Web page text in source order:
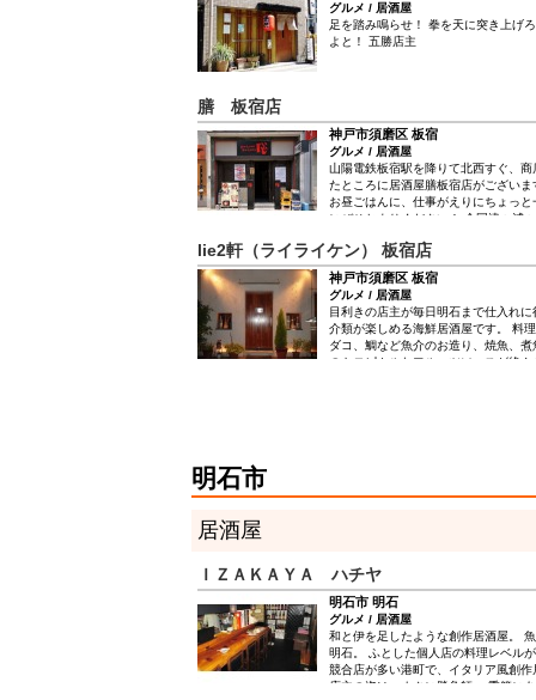
グルメ / 居酒屋
足を踏み鳴らせ！ 拳を天に突き上げ
よと！ 五勝店主
膳 板宿店
神戸市須磨区 板宿
グルメ / 居酒屋
山陽電鉄板宿駅を降りて北西すぐ、
たところに居酒屋膳板宿店がござい
お昼ごはんに、仕事がえりにちょっ
にぜひおよりください！ 全国津々浦
ております。 店内の生けすには、ア
ジなど、毎日、旬の魚介がスタンバ
活サザエ造り(2個￥1100)など、鮮度
た、新鮮な和牛肉刺身(￥850)など、
る和牛料理も評判だ。ほか、冬のて
モン鍋(￥1600)など、鍋も充実。店
(￥500～)とともにお楽しみください。
lie2軒（ライライケン） 板宿店
神戸市須磨区 板宿
グルメ / 居酒屋
目利きの店主が毎日明石まで仕入れ
介類が楽しめる海鮮居酒屋です。 料
ダコ、鯛など魚介のお造り、焼魚、
のトロピカルなフルーツソースが絡
明石市
居酒屋
ＩＺＡＫＡＹＡ ハチヤ
明石市 明石
グルメ / 居酒屋
和と伊を足したような創作居酒屋。
明石。 ふとした個人店の料理レベル
競合店が多い港町で、イタリア風創
店主の姿は、まさに勝負師。 季節に